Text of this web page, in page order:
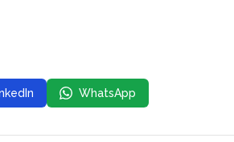
WhatsApp